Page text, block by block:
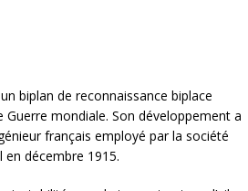
biplan de reconnaissance biplace
Guerre mondiale. Son développement a
français employé par la société
décembre 1915.